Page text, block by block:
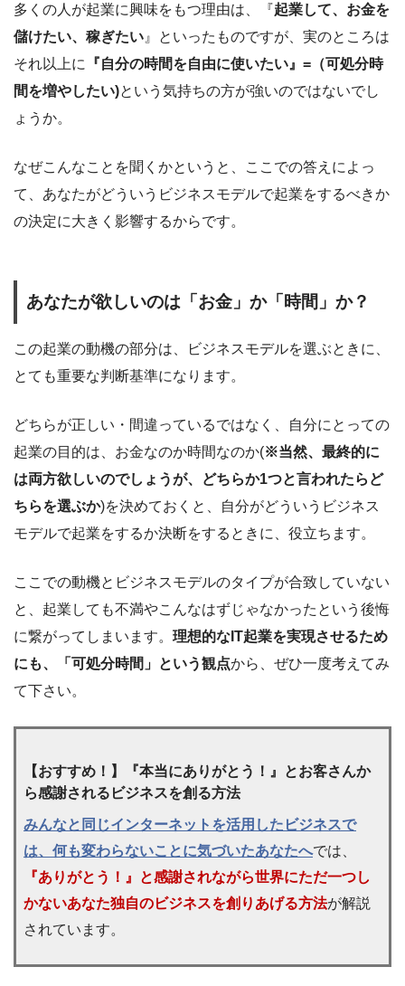
多くの人が起業に興味をもつ理由は、『起業して、お金を
儲けたい、稼ぎたい 』といったものですが、実のところは
それ以上に
『自分の時間を自由に使いたい』=（可処分時
間を増やしたい)という気持ちの方が強いのではないでし
ょうか。
なぜこんなことを聞くかというと、ここでの答えによっ
て、あなたがどういうビジネスモデルで起業をするべきか
の決定に大きく影響するからです。
あなたが欲しいのは「お金」か「時間」か？
この起業の動機の部分は、ビジネスモデルを選ぶときに、
とても重要な判断基準になります。
どちらが正しい・間違っているではなく、自分にとっての
起業の目的は、お金なのか時間なのか(※当然、最終的に
は両方欲しいのでしょうが、どちらか1つと言われたらど
ちらを選ぶか)を決めておくと、自分がどういうビジネス
モデルで起業をするか決断をするときに、役立ちます。
ここでの動機とビジネスモデルのタイプが合致していない
と、起業しても不満やこんなはずじゃなかったという後悔
に繋がってしまいます。 理想的なIT起業を実現させるため
にも、「可処分時間」という観点から、ぜひ一度考えてみ
て下さい。
【おすすめ！】『本当にありがとう！』とお客さんか
ら感謝されるビジネスを創る方法
みんなと同じインターネットを活用したビジネスで
は、何も変わらないことに気づいたあなたへでは、
『ありがとう！』と感謝されながら世界にただ一つし
かないあなた独自のビジネスを創りあげる方法が解説
されています。